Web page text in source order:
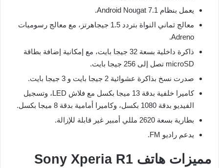
يعمل بنظام Android Nougat 7.1.
معالج ثماني النواة بتردد 1.5 جيجاهرتز، مع معالج رسوميات
Adreno.
ذاكرة داخلية بسعة 32 جيجا بايت، مع إمكانية إضافة بطاقة
microSD تصل إلى 256 جيجا بايت.
صدرت نسخ بذاكرة عشوائية 2 جيجا بايت و 3 جيجا بايت.
كاميرا خلفية بدقة 13 ميجا بكسل مع فلاش LED، وتسجيل
الفيديو بدقة 1080 بكسل، وكاميرا أمامية بدقة 8 ميجا بكسل.
بطارية بسعة 2620 مللي أمبير غير قابلة للإزالة.
يدعم راديو FM.
مميزات هاتف Sony Xperia R1